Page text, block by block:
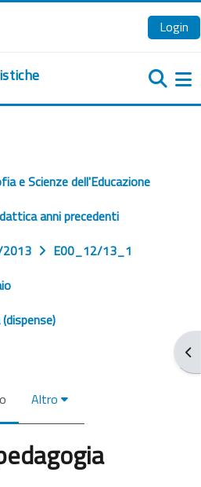
Login
e Scienze dell'Educazione
anni precedenti
2013
E00_12/13_1
Altro